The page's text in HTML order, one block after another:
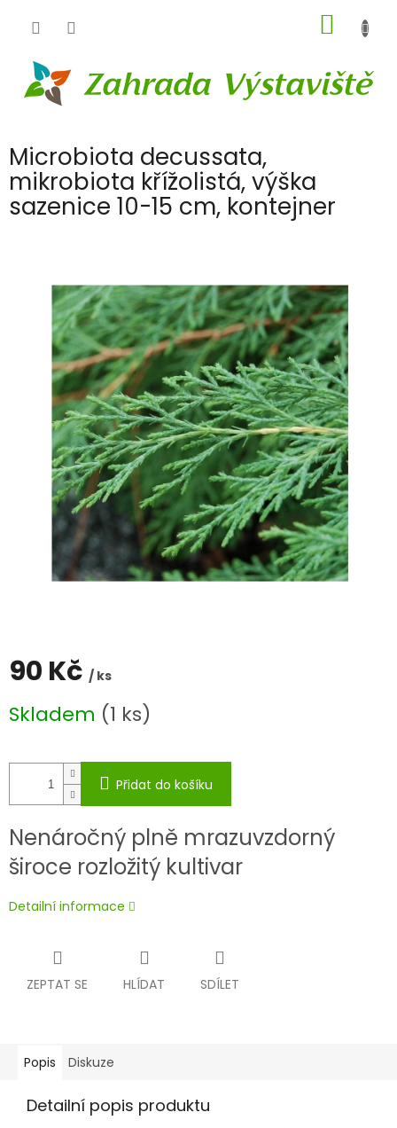
KOŠÍK
Microbiota decussata,
mikrobiota křížolistá, výška
sazenice 10-15 cm, kontejner
90 Kč / ks
cena:
Skladem (1 ks)
Přidat do košíku
Nenáročný plně mrazuvzdorný
široce rozložitý kultivar
Detailní informace
ZEPTAT SE HLÍDAT SDÍLET
Popis Diskuze
Detailní popis produktu